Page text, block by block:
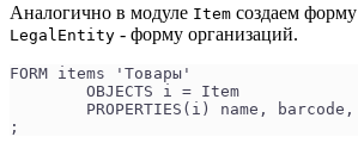
Аналогично в модуле Item создаем
LegalEntity - форму организаций.
FORM items 'Товары'
	OBJECTS i = Item
PROPERTIES(i) name,
;